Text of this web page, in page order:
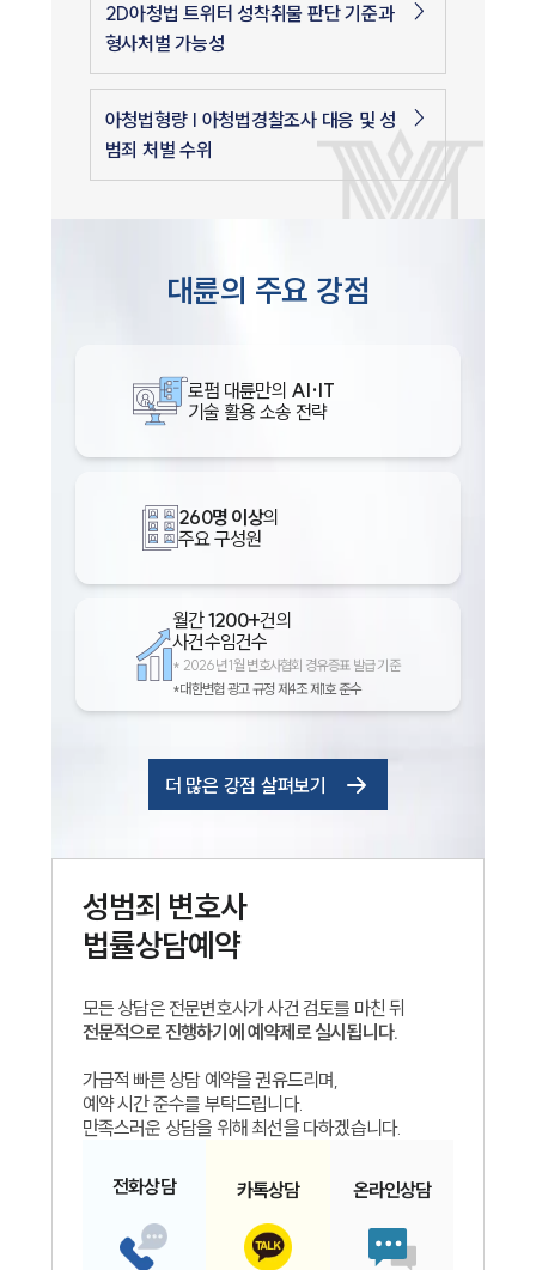
2D아청법 트위터 성착취물 판단 기준과
형사처벌 가능성
아청법형량 | 아청법경찰조사 대응 및 성
범죄 처벌 수위
대륜의 주요 강점
로펌 대륜만의 AI·IT
기술 활용 소송 전략
260명 이상의
주요 구성원
월간1200+건의
사건수임건수
* 2026년 1월 변호사협회 경유증표 발급 기준
*대한변협 광고 규정 제4조 제1호 준수
더 많은 강점 살펴보기
성범죄 변호사
법률상담예약
모든 상담은 전문변호사가 사건 검토를 마친 뒤
전문적으로 진행하기에 예약제로 실시됩니다.
가급적 빠른 상담 예약을 권유드리며,
예약 시간 준수를 부탁드립니다.
만족스러운 상담을 위해 최선을 다하겠습니다.
전화상담 카톡상담 온라인상담